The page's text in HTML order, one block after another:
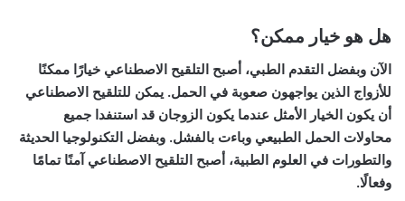
هل هو خيار ممكن؟
الآن وبفضل التقدم الطبي، أصبح التلقيح الاصطناعي خيارًا ممكنًا
للأزواج الذين يواجهون صعوبة في الحمل. يمكن للتلقيح الاصطناعي
أن يكون الخيار الأمثل عندما يكون الزوجان قد استنفدا جميع
محاولات الحمل الطبيعي وباءت بالفشل. وبفضل التكنولوجيا الحديثة
والتطورات في العلوم الطبية، أصبح التلقيح الاصطناعي آمنًا تمامًا
وفعالًا.